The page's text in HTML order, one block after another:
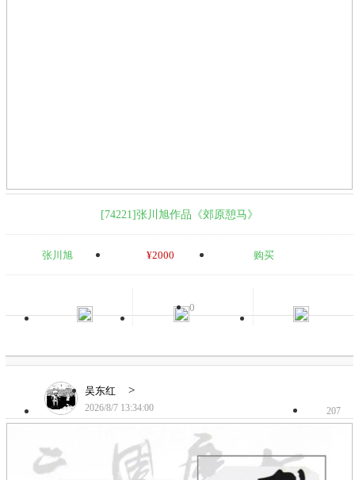
[74221]张川旭作品《郊原憩马》
张川旭 ¥2000 购买
0
吴东红 >
2026/8/7 13:34:00 207